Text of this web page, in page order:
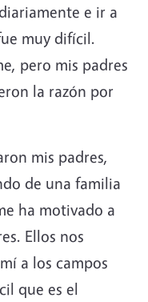
e ir a
muy difícil.
pero mis padres
la razón por
mis padres,
de una familia
ha motivado a
Ellos nos
a los campos
que es el